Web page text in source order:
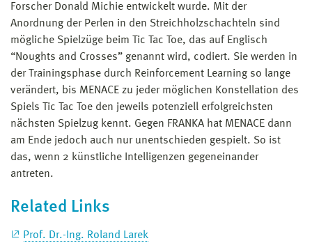
Forscher Donald Michie entwickelt wurde. Mit der
Anordnung der Perlen in den Streichholzschachteln sind
mögliche Spielzüge beim Tic Tac Toe, das auf Englisch
“Noughts and Crosses” genannt wird, codiert. Sie werden in
der Trainingsphase durch Reinforcement Learning so lange
verändert, bis MENACE zu jeder möglichen Konstellation des
Spiels Tic Tac Toe den jeweils potenziell erfolgreichsten
nächsten Spielzug kennt. Gegen FRANKA hat MENACE dann
am Ende jedoch auch nur unentschieden gespielt. So ist
das, wenn 2 künstliche Intelligenzen gegeneinander
antreten.
Related Links
Prof. Dr.-Ing. Roland Larek